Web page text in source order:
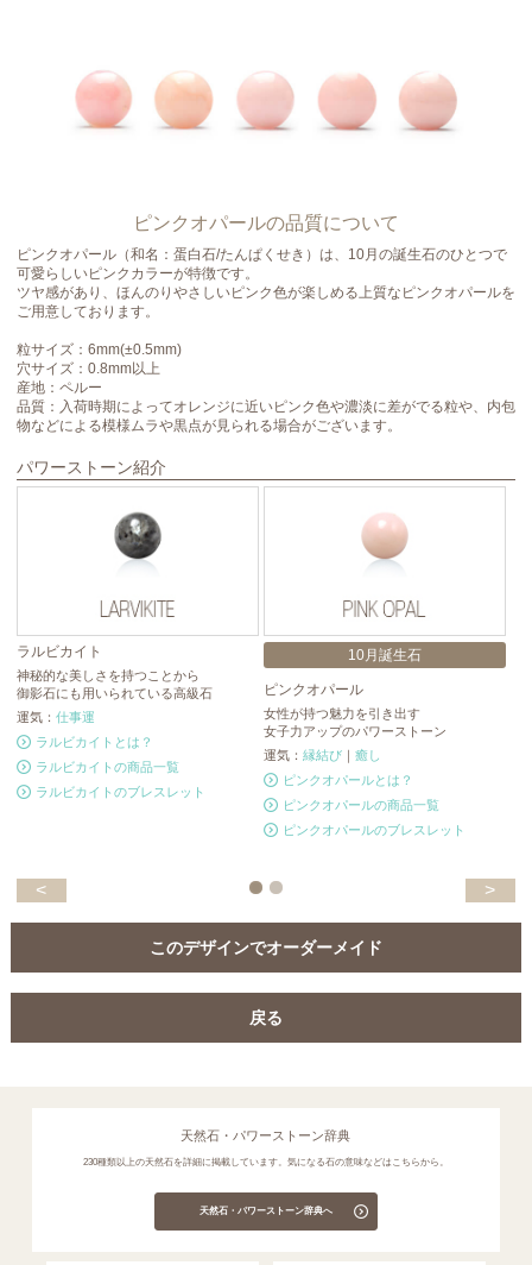
ピンクオパールの品質について
ピンクオパール（和名：蛋白石/たんぱくせき）は、10月の誕生石のひとつで
可愛らしいピンクカラーが特徴です。
ツヤ感があり、ほんのりやさしいピンク色が楽しめる上質なピンクオパールを
ご用意しております。
粒サイズ：6mm(±0.5mm)
穴サイズ：0.8mm以上
産地：ペルー
品質：入荷時期によってオレンジに近いピンク色や濃淡に差がでる粒や、内包
物などによる模様ムラや黒点が見られる場合がございます。
パワーストーン紹介
ラルビカイト
神秘的な美しさを持つことから
御影石にも用いられている高級石
運気： 仕事運
ラルビカイトとは？
ラルビカイトの商品一覧
ラルビカイトのブレスレット
10月誕生石
ピンクオパール
女性が持つ魅力を引き出す
女子力アップのパワーストーン
運気：縁結び ｜癒し
ピンクオパールとは？
ピンクオパールの商品一覧
ピンクオパールのブレスレット
< >
このデザインでオーダーメイド
戻る
天然石・パワーストーン辞典
230種類以上の天然石を詳細に掲載しています。気になる石の意味などはこちらから。
天然石・パワーストーン辞典へ